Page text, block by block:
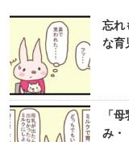
忘れ
な
「
み・